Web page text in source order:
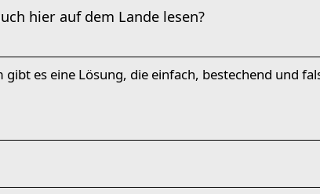
hier auf dem Lande lesen?
es eine Lösung, die einfach, bestechend und